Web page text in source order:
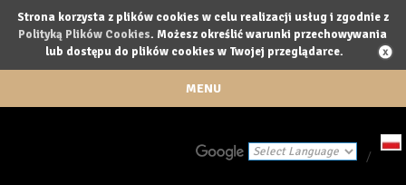
Strona korzysta z plików cookies w celu realizacji usług i zgodnie z
Polityką Plików Cookies. Możesz określić warunki przechowywania
lub dostępu do plików cookies w Twojej przeglądarce.
MENU
/